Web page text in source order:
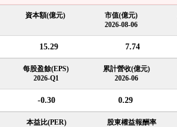
資本額(億元)
市值(億元)
2026-08-06
15.29 7.74
每股盈餘(EPS)
2026-Q1
累計營收(億元)
2026-06
-0.30 0.29
本益比(PER)
股東權益報酬率